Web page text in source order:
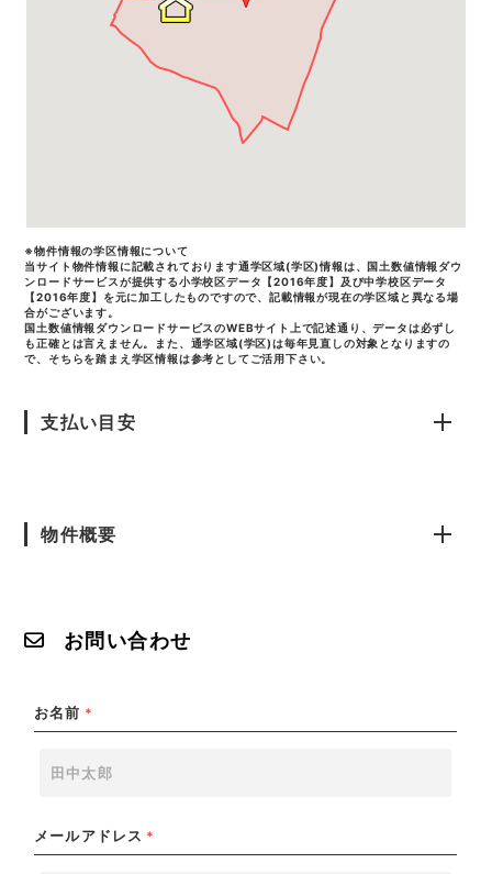
※物件情報の学区情報について
当サイト物件情報に記載されております通学区域(学区)情報は、国土数値情報ダウ
ンロードサービスが提供する小学校区データ【2016年度】及び中学校区データ
【2016年度】を元に加工したものですので、記載情報が現在の学区域と異なる場
合がございます。
国土数値情報ダウンロードサービスのWEBサイト上で記述通り、データは必ずし
も正確とは言えません。また、通学区域(学区)は毎年見直しの対象となりますの
で、そちらを踏まえ学区情報は参考としてご活用下さい。
支払い目安
物件概要
お問い合わせ
お名前 *
メールアドレス *